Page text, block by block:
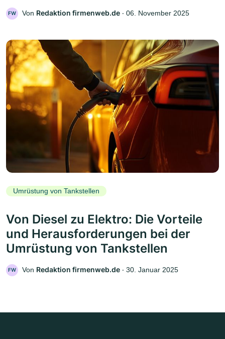
FW Von Redaktion firmenweb.de ‧ 06. November 2025
Umrüstung von Tankstellen
Von Diesel zu Elektro: Die Vorteile
und Herausforderungen bei der
Umrüstung von Tankstellen
FW Von Redaktion firmenweb.de ‧ 30. Januar 2025